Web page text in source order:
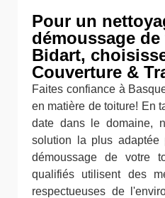
Pour un
démoussage
Bidart,
Couverture &
Faites confiance à
en matière de toiture! En
date dans le domaine,
solution la plus
démoussage de votre
qualifiés utilisent des
respectueuses de